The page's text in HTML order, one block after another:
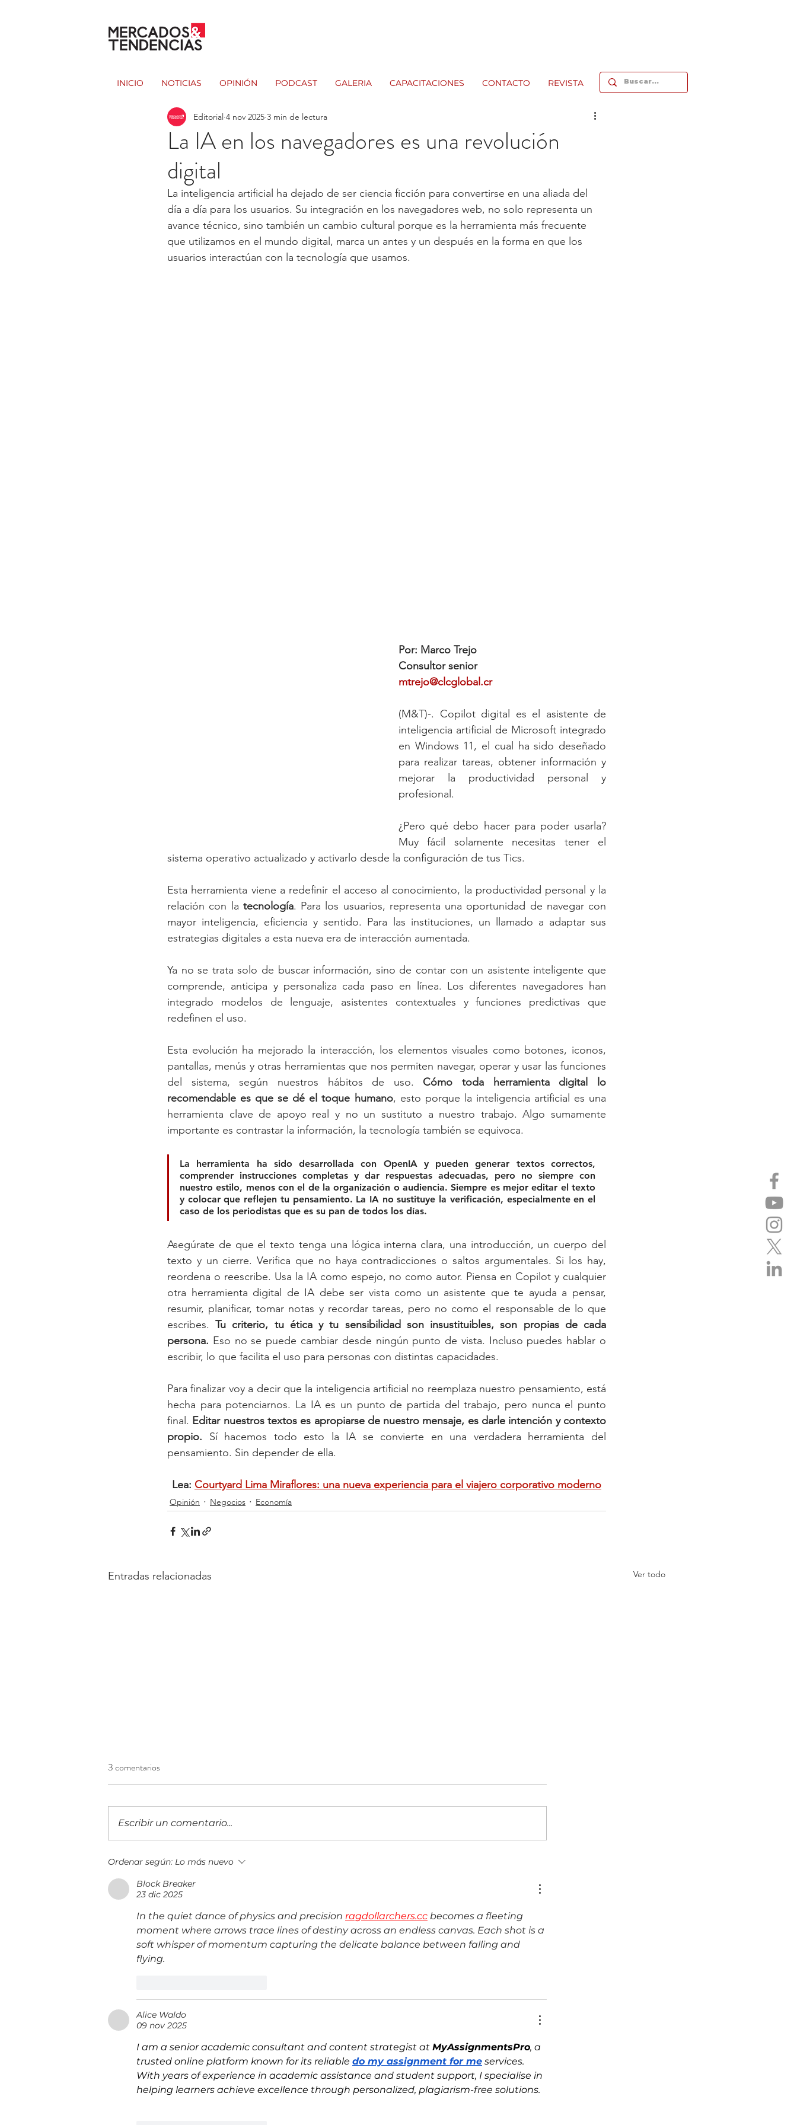
INICIO NOTICIAS OPINIÓN PODCAST GALERIA CAPACITACIONES CONTACTO REVISTA
La IA en los navegadores es una revolución
digital
Editorial 4 nov 2025 3 min de lectura
La inteligencia artificial ha dejado de ser ciencia ficción para convertirse en una aliada del
día a día para los usuarios. Su integración en los navegadores web, no solo representa un
avance técnico, sino también un cambio cultural porque es la herramienta más frecuente
que utilizamos en el mundo digital, marca un antes y un después en la forma en que los
usuarios interactúan con la tecnología que usamos.
Por: Marco Trejo
Consultor senior
mtrejo@clcglobal.cr
(M&T)-. Copilot digital es el asistente de
inteligencia artificial de Microsoft integrado
en Windows 11, el cual ha sido deseñado
para realizar tareas, obtener información y
mejorar la productividad personal y
profesional.
¿Pero qué debo hacer para poder usarla?
Muy fácil solamente necesitas tener el
sistema operativo actualizado y activarlo desde la configuración de tus Tics.
Esta herramienta viene a redefinir el acceso al conocimiento, la productividad personal y la
relación con la tecnología. Para los usuarios, representa una oportunidad de navegar con
mayor inteligencia, eficiencia y sentido. Para las instituciones, un llamado a adaptar sus
estrategias digitales a esta nueva era de interacción aumentada.
Ya no se trata solo de buscar información, sino de contar con un asistente inteligente que
comprende, anticipa y personaliza cada paso en línea. Los diferentes navegadores han
integrado modelos de lenguaje, asistentes contextuales y funciones predictivas que
redefinen el uso.
Esta evolución ha mejorado la interacción, los elementos visuales como botones, iconos,
pantallas, menús y otras herramientas que nos permiten navegar, operar y usar las funciones
del sistema, según nuestros hábitos de uso. Cómo toda herramienta digital lo
recomendable es que se dé el toque humano, esto porque la inteligencia artificial es una
herramienta clave de apoyo real y no un sustituto a nuestro trabajo. Algo sumamente
importante es contrastar la información, la tecnología también se equivoca.
La herramienta ha sido desarrollada con OpenIA y pueden generar textos correctos,
comprender instrucciones completas y dar respuestas adecuadas, pero no siempre con
nuestro estilo, menos con el de la organización o audiencia. Siempre es mejor editar el texto
y colocar que reflejen tu pensamiento. La IA no sustituye la verificación, especialmente en el
caso de los periodistas que es su pan de todos los días.
Asegúrate de que el texto tenga una lógica interna clara, una introducción, un cuerpo del
texto y un cierre. Verifica que no haya contradicciones o saltos argumentales. Si los hay,
reordena o reescribe. Usa la IA como espejo, no como autor. Piensa en Copilot y cualquier
otra herramienta digital de IA debe ser vista como un asistente que te ayuda a pensar,
resumir, planificar, tomar notas y recordar tareas, pero no como el responsable de lo que
escribes. Tu criterio, tu ética y tu sensibilidad son insustituibles, son propias de cada
persona. Eso no se puede cambiar desde ningún punto de vista. Incluso puedes hablar o
escribir, lo que facilita el uso para personas con distintas capacidades.
Para finalizar voy a decir que la inteligencia artificial no reemplaza nuestro pensamiento, está
hecha para potenciarnos. La IA es un punto de partida del trabajo, pero nunca el punto
final. Editar nuestros textos es apropiarse de nuestro mensaje, es darle intención y contexto
propio. Sí hacemos todo esto la IA se convierte en una verdadera herramienta del
pensamiento. Sin depender de ella.
Lea: Courtyard Lima Miraflores: una nueva experiencia para el viajero corporativo moderno
Opinión Negocios Economía
Entradas relacionadas Ver todo
Costa Rica inicia con un evento
virtual la ruta hacia Innkind FiEd
2026 para debatir el impacto de
expansión de su industria de
3 comentarios
Escribir un comentario...
Ordenar según: Lo más nuevo
Block Breaker
23 dic 2025
In the quiet dance of physics and precision ragdollarchers.cc becomes a fleeting
moment where arrows trace lines of destiny across an endless canvas. Each shot is a
soft whisper of momentum capturing the delicate balance between falling and
flying.
Alice Waldo
09 nov 2025
I am a senior academic consultant and content strategist at MyAssignmentsPro, a
trusted online platform known for its reliable do my assignment for me services.
With years of experience in academic assistance and student support, I specialise in
helping learners achieve excellence through personalized, plagiarism-free solutions.